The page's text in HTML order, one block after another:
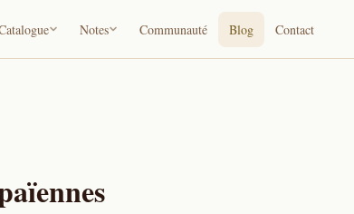
Notes Communauté Blog Contact